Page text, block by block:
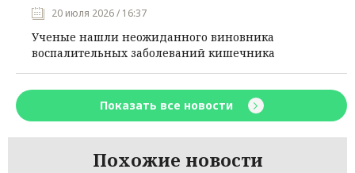
20 июля 2026 / 16:37
Ученые нашли неожиданного виновника
воспалительных заболеваний кишечника
Показать все новости
Похожие новости